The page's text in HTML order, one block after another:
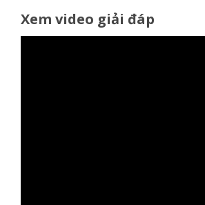
Xem video giải đáp